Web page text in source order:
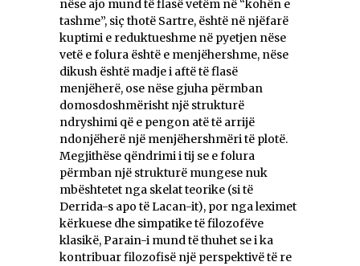
nëse ajo mund të flasë vetëm në “kohën e
tashme”, siç thotë Sartre, është në njëfarë
kuptimi e reduktueshme në pyetjen nëse
vetë e folura është e menjëhershme, nëse
dikush është madje i aftë të flasë
menjëherë, ose nëse gjuha përmban
domosdoshmërisht një strukturë
ndryshimi që e pengon atë të arrijë
ndonjëherë një menjëhershmëri të plotë.
Megjithëse qëndrimi i tij se e folura
përmban një strukturë mungese nuk
mbështetet nga skelat teorike (si të
Derrida-s apo të Lacan-it), por nga leximet
kërkuese dhe simpatike të filozofëve
klasikë, Parain-i mund të thuhet se i ka
kontribuar filozofisë një perspektivë të re